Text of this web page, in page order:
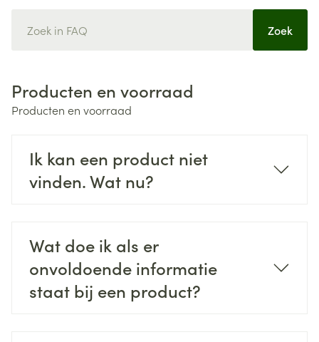
Zoek
Producten en voorraad
Producten en voorraad
Ik kan een product niet
vinden. Wat nu?
Wat doe ik als er
onvoldoende informatie
staat bij een product?